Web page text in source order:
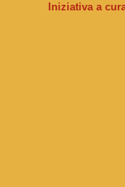
Iniziativa a